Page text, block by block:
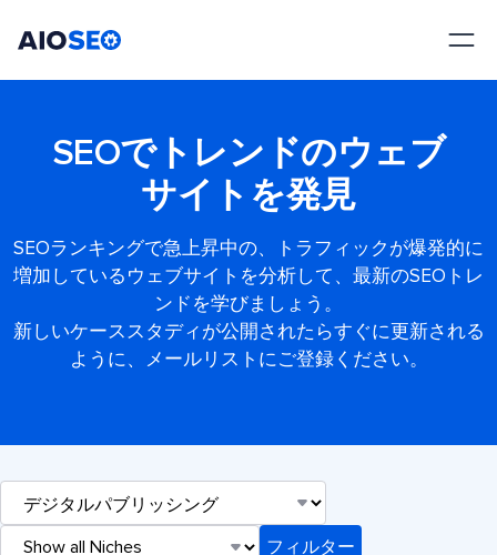
SEOでトレンドのウェブ
サイトを発見
SEOランキングで急上昇中の、トラフィックが爆発的に
増加しているウェブサイトを分析して、最新のSEOトレ
ンドを学びましょう。
新しいケーススタディが公開されたらすぐに更新される
ように、メールリストにご登録ください。